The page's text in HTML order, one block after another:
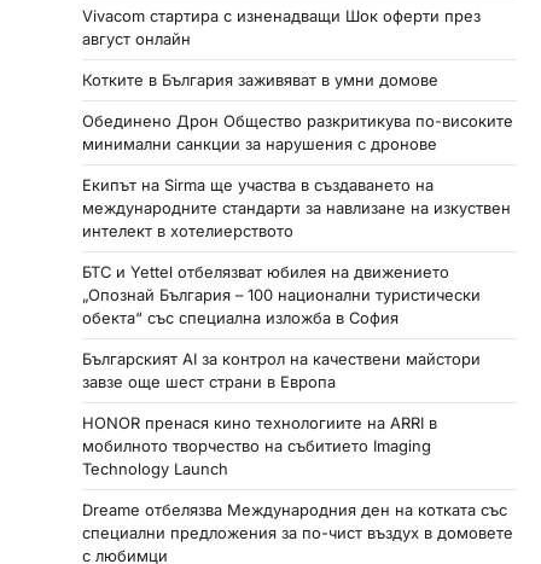
Vivacom стартира с изненадващи Шок оферти през
август онлайн
Котките в България заживяват в умни домове
Обединено Дрон Общество разкритикува по-високите
минимални санкции за нарушения с дронове
Екипът на Sirma ще участва в създаването на
международните стандарти за навлизане на изкуствен
интелект в хотелиерството
БТС и Yettel отбелязват юбилея на движението
„Опознай България – 100 национални туристически
обекта“ със специална изложба в София
Българският AI за контрол на качествени майстори
завзе още шест страни в Европа
HONOR пренася кино технологиите на ARRI в
мобилното творчество на събитието Imaging
Technology Launch
Dreame отбелязва Международния ден на котката със
специални предложения за по-чист въздух в домовете
с любимци